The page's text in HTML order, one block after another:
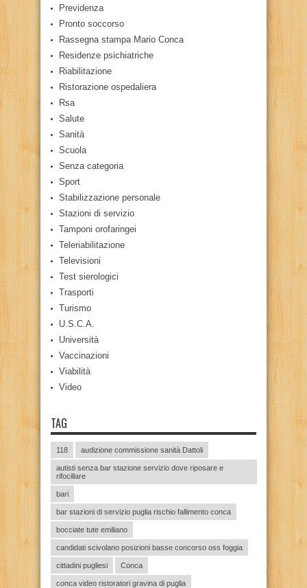
Previdenza
Pronto soccorso
Rassegna stampa Mario Conca
Residenze psichiatriche
Riabilitazione
Ristorazione ospedaliera
Rsa
Salute
Sanità
Scuola
Senza categoria
Sport
Stabilizzazione personale
Stazioni di servizio
Tamponi orofaringei
Teleriabilitazione
Televisioni
Test sierologici
Trasporti
Turismo
U.S.C.A.
Università
Vaccinazioni
Viabilità
Video
TAG
118 audizione commissione sanità Dattoli
autisti senza bar stazione servizio dove riposare e
rifocillare
bari
bar stazioni di servizio puglia rischio fallimento conca
bocciate tute emiliano
candidati scivolano posizioni basse concorso oss foggia
cittadini pugliesi Conca
conca video ristoratori gravina di puglia